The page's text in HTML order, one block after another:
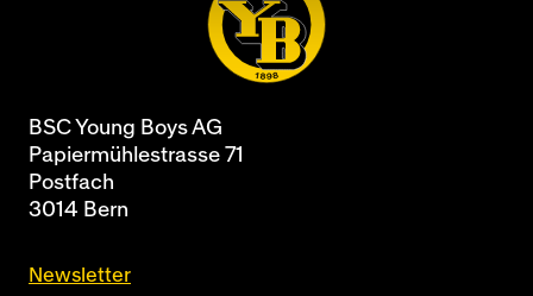
BSC Young Boys AG
Papiermühlestrasse 71
Postfach
3014 Bern
Newsletter